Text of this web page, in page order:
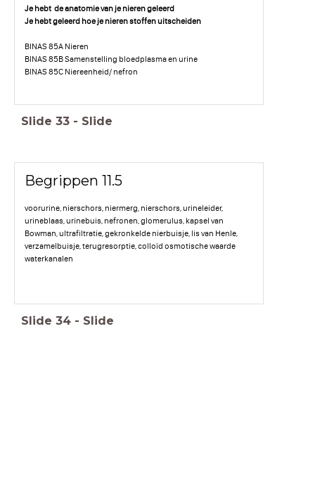
Je hebt de anatomie van je nieren geleerd
Je hebt geleerd hoe je nieren stoffen uitscheiden
BINAS 85A Nieren
BINAS 85B Samenstelling bloedplasma en urine
BINAS 85C Niereenheid/ nefron
Slide 33 - Slide
Begrippen 11.5
voorurine, nierschors, niermerg, nierschors, urineleider,
urineblaas, urinebuis, nefronen, glomerulus, kapsel van
Bowman, ultrafiltratie, gekronkelde nierbuisje, lis van Henle,
verzamelbuisje, terugresorptie, colloïd osmotische waarde
waterkanalen
Slide 34 - Slide